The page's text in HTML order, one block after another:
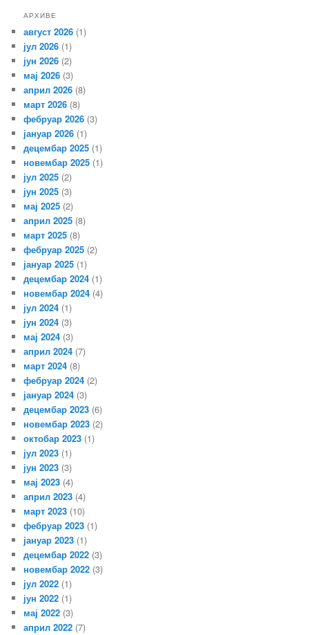
АРХИВЕ
август 2026 (1)
јул 2026 (1)
јун 2026 (2)
мај 2026 (3)
април 2026 (8)
март 2026 (8)
фебруар 2026 (3)
јануар 2026 (1)
децембар 2025 (1)
новембар 2025 (1)
јул 2025 (2)
јун 2025 (3)
мај 2025 (2)
април 2025 (8)
март 2025 (8)
фебруар 2025 (2)
јануар 2025 (1)
децембар 2024 (1)
новембар 2024 (4)
јул 2024 (1)
јун 2024 (3)
мај 2024 (3)
април 2024 (7)
март 2024 (8)
фебруар 2024 (2)
јануар 2024 (3)
децембар 2023 (6)
новембар 2023 (2)
октобар 2023 (1)
јул 2023 (1)
јун 2023 (3)
мај 2023 (4)
април 2023 (4)
март 2023 (10)
фебруар 2023 (1)
јануар 2023 (1)
децембар 2022 (3)
новембар 2022 (3)
јул 2022 (1)
јун 2022 (1)
мај 2022 (3)
април 2022 (7)